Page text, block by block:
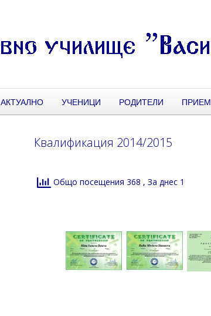
АКТУАЛНО УЧЕНИЦИ РОДИТЕЛИ ПРИЕМ
Квалификация 2014/2015
Общо посещения 368 , За днес 1